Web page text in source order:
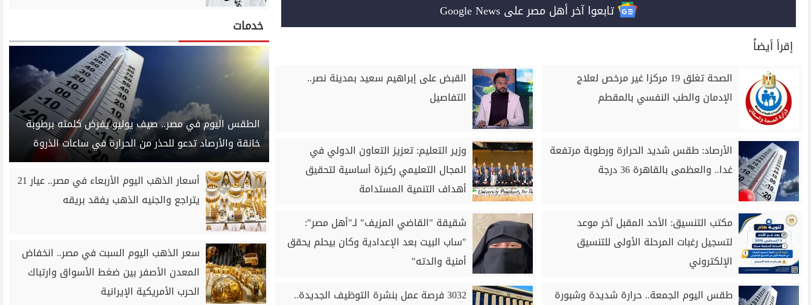
تابعوا آخر أهل مصر على Google News
إقرأ أيضاً
الصحة تغلق 19 مركزا غير مرخص لعلاج
الإدمان والطب النفسي بالمقطم
القبض على إبراهيم سعيد بمدينة نصر..
التفاصيل
الأرصاد: طقس شديد الحرارة ورطوبة مرتفعة
غدا.. والعظمى بالقاهرة 36 درجة
وزير التعليم: تعزيز التعاون الدولي في
المجال التعليمي ركيزة أساسية لتحقيق
أهداف التنمية المستدامة
مكتب التنسيق: الأحد المقبل آخر موعد
لتسجيل رغبات المرحلة الأولى للتنسيق
الإلكتروني
شقيقة "القاضي المزيف" لـ"أهل مصر":
"ساب البيت بعد الإعدادية وكان بيحلم يحقق
أمنية والدته"
طقس اليوم الجمعة.. حرارة شديدة وشبورة
3032 فرصة عمل بنشرة التوظيف الجديدة..
خدمات
الطقس اليوم في مصر.. صيف يوليو يفرض كلمته برطوبة
خانقة والأرصاد تدعو للحذر من الحرارة في ساعات الذروة
أسعار الذهب اليوم الأربعاء في مصر.. عيار 21
يتراجع والجنيه الذهب يفقد بريقه
سعر الذهب اليوم السبت في مصر.. انخفاض
المعدن الأصفر بين ضغط الأسواق وارتباك
الحرب الأمريكية الإيرانية